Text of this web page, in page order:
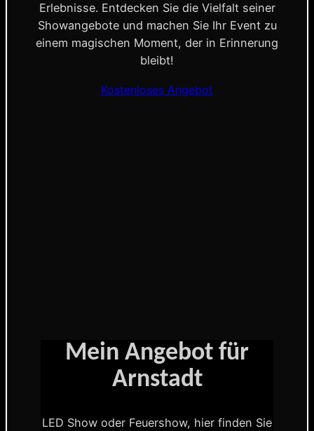
Erlebnisse. Entdecken Sie die Vielfalt seiner
Showangebote und machen Sie Ihr Event zu
einem magischen Moment, der in Erinnerung
bleibt!
Kostenloses Angebot
Mein Angebot für
Arnstadt
LED Show oder Feuershow, hier finden Sie